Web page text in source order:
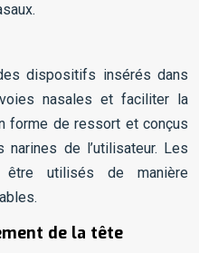
dispositifs insérés dans
nasales et faciliter la
forme de ressort et conçus
de l’utilisateur. Les
être utilisés de manière
de la tête